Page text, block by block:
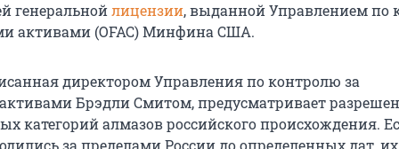
генеральнойлицензии, выданной Управлением по
активами (OFAC) Минфина США.
директором Управления по контролю за
Брэдли Смитом, предусматривает
категорий алмазов российского происхождения.
за пределами России до определенных дат,